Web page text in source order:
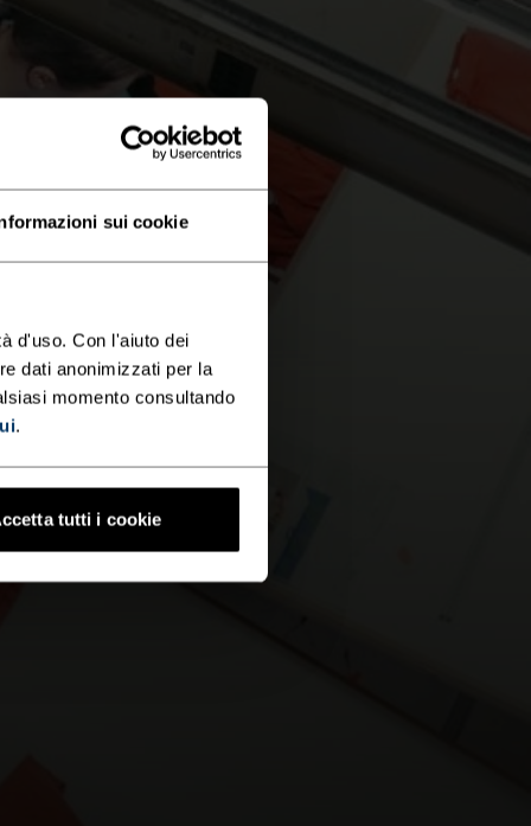
sui cookie
d'uso. Con l'aiuto dei
dati anonimizzati per la
momento consultando
.
tutti i cookie